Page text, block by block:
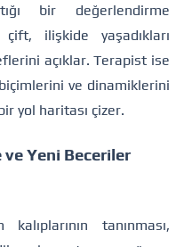
bir değerlendirme
ilişkide yaşadıkları
açıklar. Terapist ise
ve dinamiklerini
yol haritası çizer.
Yeni Beceriler
tanınması,